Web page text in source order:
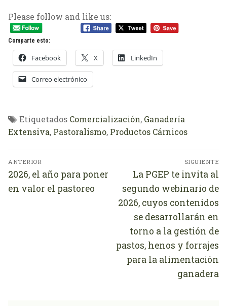
Please follow and like us:
Comparte esto:
Facebook X LinkedIn
Correo electrónico
Etiquetados Comercialización, Ganadería
Extensiva, Pastoralismo, Productos Cárnicos
Navegación
de
entradas
ANTERIOR
Entrada
anterior:
2026, el año para poner
en valor el pastoreo
SIGUIENTE
Entrada
siguiente:
La PGEP te invita al
segundo webinario de
2026, cuyos contenidos
se desarrollarán en
torno a la gestión de
pastos, henos y forrajes
para la alimentación
ganadera